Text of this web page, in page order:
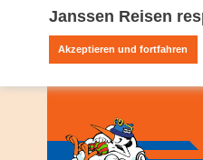
Janssen Reisen
Akzeptieren und fortfahren